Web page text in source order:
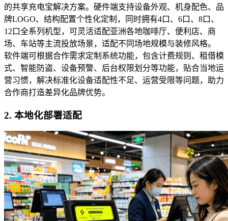
的共享充电宝解决方案。硬件端支持设备外观、机身配色、品
牌LOGO、结构配置个性化定制，同时拥有4口、6口、8口、
12口全系列机型，可灵活适配亚洲各地咖啡厅、便利店、商
场、车站等主流投放场景，适配不同场地规模与装修风格。
软件端可根据合作需求定制系统功能，包含计费规则、租借模
式、智能防盗、设备预警、后台权限划分等功能，贴合当地运
营习惯，解决标准化设备适配性不足、运营受限等问题，助力
合作商打造差异化品牌优势。
2. 本地化部署适配